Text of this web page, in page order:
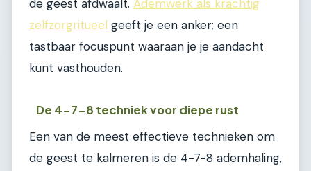
de geest afdwaalt. Ademwerk als krachtig
zelfzorgritueel geeft je een anker; een
tastbaar focuspunt waaraan je je aandacht
kunt vasthouden.
De 4-7-8 techniek voor diepe rust
Een van de meest effectieve technieken om
de geest te kalmeren is de 4-7-8 ademhaling,